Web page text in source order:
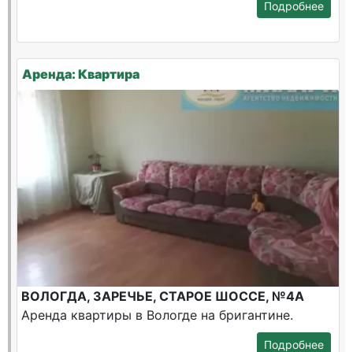
Подробнее
Аренда: Квартира
ВОЛОГДА, ЗАРЕЧЬЕ, СТАРОЕ ШОССЕ, №4А
Аренда квартиры в Вологде на бригантине.
Подробнее